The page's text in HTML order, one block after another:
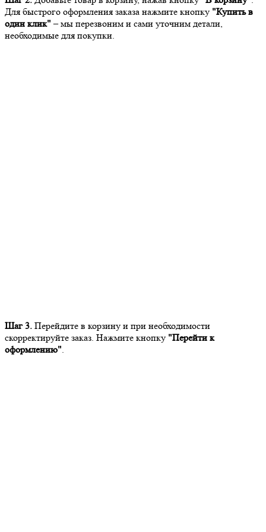
Для быстрого оформления заказа нажмите кнопку "Купить в
один клик" – мы перезвоним и сами уточним детали,
необходимые для покупки.
Шаг 3. Перейдите в корзину и при необходимости
скорректируйте заказ. Нажмите кнопку "Перейти к
оформлению".